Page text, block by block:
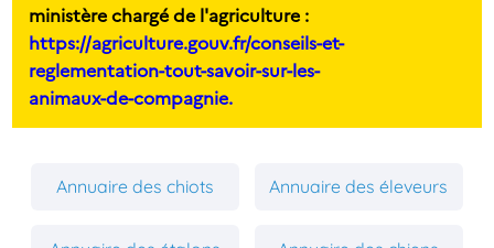
ministère chargé de l'agriculture :
https://agriculture.gouv.fr/conseils-et-
reglementation-tout-savoir-sur-les-
animaux-de-compagnie.
Annuaire des chiots Annuaire des éleveurs